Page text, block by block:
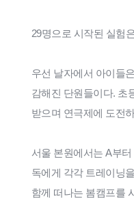
29명으로 시작된 실험
우선 날자에서 아이들
감해진 단원들이다. 초
받으며 연극제에 도전
서울 본원에서는 A부
독에게 각각 트레이닝
함께 떠나는 봄캠프를